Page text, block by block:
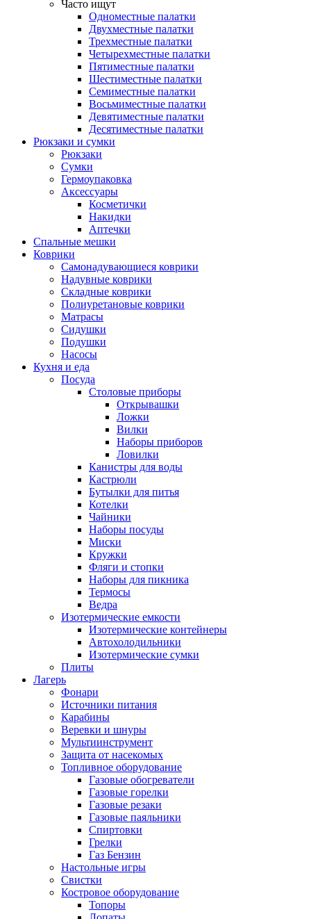
Часто ищут
Одноместные палатки
Двухместные палатки
Трехместные палатки
Четырехместные палатки
Пятиместные палатки
Шестиместные палатки
Семиместные палатки
Восьмиместные палатки
Девятиместные палатки
Десятиместные палатки
Рюкзаки и сумки
Рюкзаки
Сумки
Гермоупаковка
Аксессуары
Косметички
Накидки
Аптечки
Спальные мешки
Коврики
Самонадувающиеся коврики
Надувные коврики
Складные коврики
Полиуретановые коврики
Матрасы
Сидушки
Подушки
Насосы
Кухня и еда
Посуда
Столовые приборы
Открывашки
Ложки
Вилки
Наборы приборов
Ловилки
Канистры для воды
Кастрюли
Бутылки для питья
Котелки
Чайники
Наборы посуды
Миски
Кружки
Фляги и стопки
Наборы для пикника
Термосы
Ведра
Изотермические емкости
Изотермические контейнеры
Автохолодильники
Изотермические сумки
Плиты
Лагерь
Фонари
Источники питания
Карабины
Веревки и шнуры
Мультиинструмент
Защита от насекомых
Топливное оборудование
Газовые обогреватели
Газовые горелки
Газовые резаки
Газовые паяльники
Спиртовки
Грелки
Газ Бензин
Настольные игры
Свистки
Костровое оборудование
Топоры